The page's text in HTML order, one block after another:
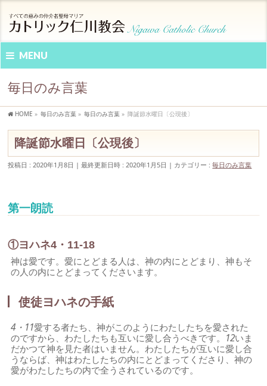
MENU
毎日のみ言葉
HOME » 毎日のみ言葉 » 毎日のみ言葉 » 降誕節水曜日〔公現後〕
降誕節水曜日〔公現後〕
投稿日 : 2020年1月8日 最終更新日時 : 2020年1月5日 カテゴリー :毎日のみ言葉
第一朗読
①ヨハネ4・11-18
神は愛です。愛にとどまる人は、神の内にとどまり、神もそ
の人の内にとどまってくださいます。
使徒ヨハネの手紙
4・11愛する者たち、神がこのようにわたしたちを愛された
のですから、わたしたちも互いに愛し合うべきです。 12いま
だかつて神を見た者はいません。わたしたちが互いに愛し合
うならば、神はわたしたちの内にとどまってくださり、神の
愛がわたしたちの内で全うされているのです。